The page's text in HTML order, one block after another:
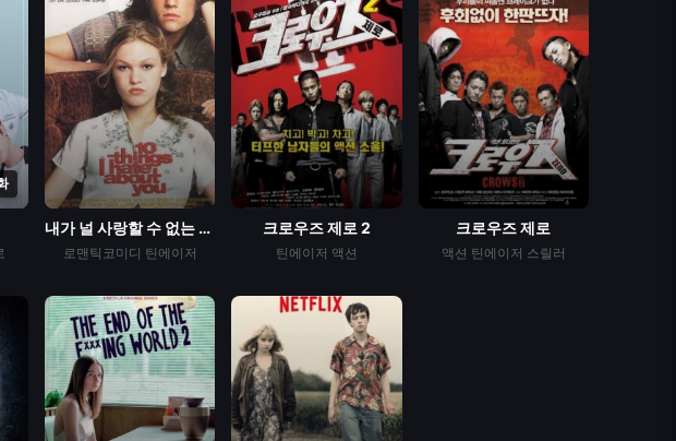
내가 널 사랑할 수 없는 1...
로맨틱코미디 틴에이저
크로우즈 제로 2
틴에이저 액션
크로우즈 제로
액션 틴에이저 스릴러